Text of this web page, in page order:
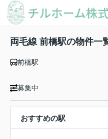
両毛線 前橋駅の物件一
前橋駅
募集中
おすすめの駅